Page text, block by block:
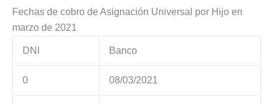
Fechas de cobro de Asignación Universal por Hijo en
marzo de 2021
DNI Banco
0 08/03/2021